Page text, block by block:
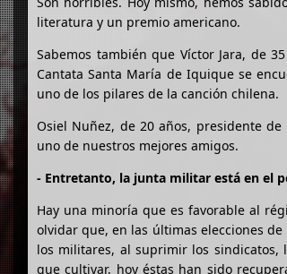
literatura y un premio americano.
Sabemos también que Víctor Jara, de
Cantata Santa María de Iquique se
uno de los pilares de la canción chilena.
Osiel Nuñez, de 20 años, presidente
uno de nuestros mejores amigos.
- Entretanto, la junta militar está en el
Hay una minoría que es favorable al
olvidar que, en las últimas elecciones
los militares, al suprimir los sindicatos,
que cultivar, hoy éstas han sido